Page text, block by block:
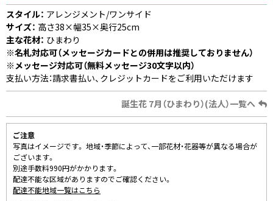
スタイル： アレンジメント/ワンサイド
サイズ： 高さ38×幅35×奥行25cm
主な花材： ひまわり
※名札対応可（メッセージカードとの併用は推奨しておりません）
※メッセージ対応可（無料メッセージ30文字以内）
支払い方法：請求書払い、クレジットカードをご利用いただけます
誕生花 7月（ひまわり）(法人）一覧へ
ご注意
写真はイメージです。 地域・季節によって、一部花材・花器等が異なる場合が
ございます。
別途手数料990円がかかります。
配達不能な区域がありますのでご確認ください。
配達不能地域一覧はこちら